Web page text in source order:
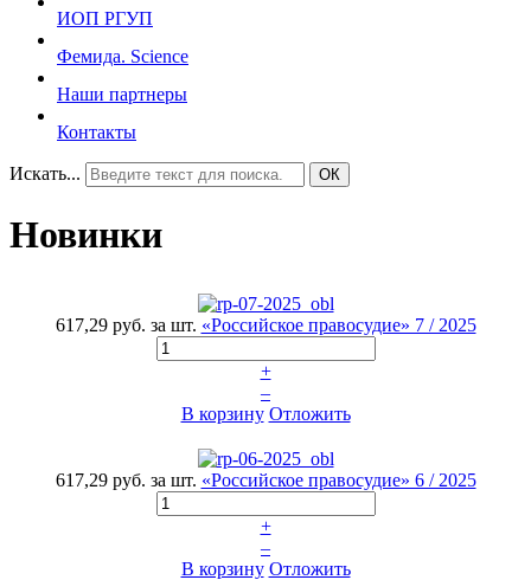
ИОП РГУП
Фемида. Science
Наши партнеры
Контакты
Искать... ОК
Новинки
617,29 руб. за шт. «Российское правосудие» 7 / 2025
+
–
В корзину Отложить
617,29 руб. за шт. «Российское правосудие» 6 / 2025
+
–
В корзину Отложить